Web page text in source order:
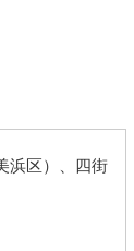
浜区）、四街